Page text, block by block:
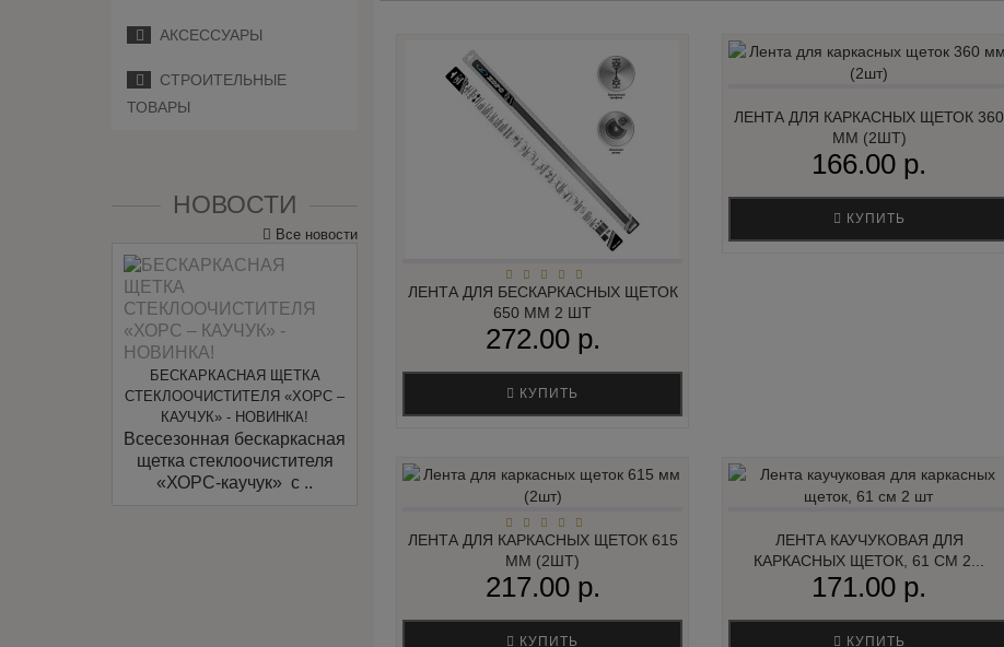
АКСЕССУАРЫ
СТРОИТЕЛЬНЫЕ
ТОВАРЫ
НОВОСТИ
Все новости
БЕСКАРКАСНАЯ ЩЕТКА
СТЕКЛООЧИСТИТЕЛЯ «ХОРС –
КАУЧУК» - НОВИНКА!
Всесезонная бескаркасная
щетка стеклоочистителя
«ХОРС-каучук» c ..
ЛЕНТА ДЛЯ БЕСКАРКАСНЫХ ЩЕТОК
650 ММ 2 ШТ
272.00 р.
КУПИТЬ
ЛЕНТА ДЛЯ КАРКАСНЫХ ЩЕТОК 360
ММ (2ШТ)
166.00 р.
КУПИТЬ
ЛЕНТА ДЛЯ КАРКАСНЫХ ЩЕТОК 615
ММ (2ШТ)
217.00 р.
КУПИТЬ
ЛЕНТА КАУЧУКОВАЯ ДЛЯ
КАРКАСНЫХ ЩЕТОК, 61 СМ 2...
171.00 р.
КУПИТЬ